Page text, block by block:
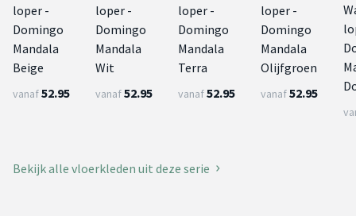
loper -
Domingo
Mandala
Beige
vanaf52.95
loper -
Domingo
Mandala
Wit
vanaf52.95
loper -
Domingo
Mandala
Terra
vanaf52.95
loper -
Domingo
Mandala
Olijfgroen
vanaf52.95
Bekijk alle vloerkleden uit deze serie